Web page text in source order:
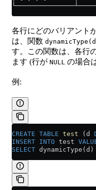
各行にどのバリアント
は、関数
す。この関数は、各行
ます (行が NULL の場合
例:
CREATE TABLE test (d
INSERT INTO test
SELECT dynamicType(d)